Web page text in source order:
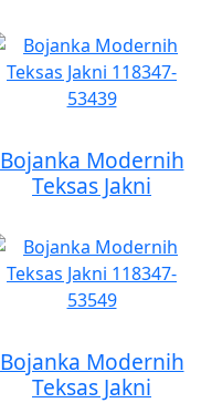
Bojanka Modernih
Teksas Jakni
Bojanka Modernih
Teksas Jakni